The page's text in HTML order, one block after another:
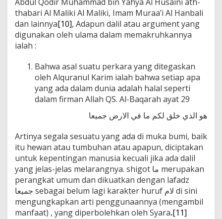
thabari Al Maliki Al Maliki, Imam Muraa’i Al Hanbali
dan lainnya[10], Adapun dalil atau argument yang
digunakan oleh ulama dalam memakruhkannya
ialah :
Bahwa asal suatu perkara yang ditegaskan
oleh Alquranul Karim ialah bahwa setiap apa
yang ada dalam dunia adalah halal seperti
dalam firman Allah QS. Al-Baqarah ayat 29
هو الذي خلق لكم ما في الارض جميعا
Artinya segala sesuatu yang ada di muka bumi, baik
itu hewan atau tumbuhan atau apapun, diciptakan
untuk kepentingan manusia kecuali jika ada dalil
yang jelas-jelas melarangnya. shigot ما merupakan
perangkat umum dan dikuatkan dengan lafadz
جميعا sebagai belum lagi karakter huruf لام di sini
mengungkapkan arti penggunaannya (mengambil
manfaat) , yang diperbolehkan oleh Syara.[11]